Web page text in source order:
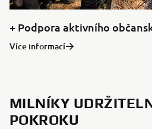
+ Podpora aktivního
Více informací
MILNÍKY
POKROKU